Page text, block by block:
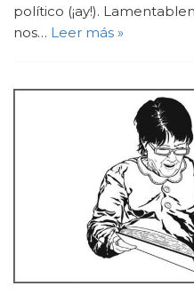
político (¡ay!).
nos… Leer más »